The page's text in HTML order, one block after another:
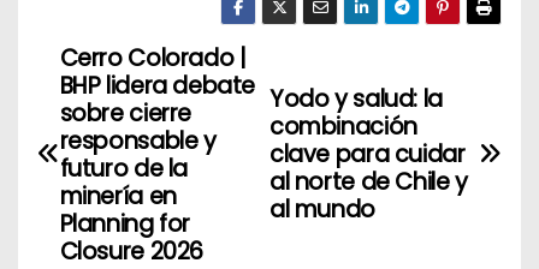
N
v
Yodo y salud: la
combinación
clave para cuidar
al norte de Chile y
al mundo
Cerro Colorado |
BHP lidera debate
sobre cierre
responsable y
futuro de la
minería en
Planning for
Closure 2026